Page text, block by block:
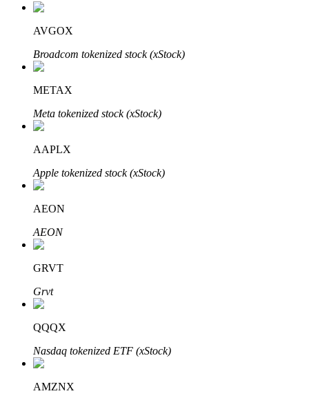
Investimento Automático
Obtenha lucro a longo prazo e interesses flexíveis
Aprenda a apostar
Aprenda como ganhar renda passiva
Bitrue
Parceiros Bitrue
AVGOX
Broadcom tokenized stock (xStock)
METAX
Meta tokenized stock (xStock)
AAPLX
Apple tokenized stock (xStock)
AEON
AEON
GRVT
Grvt
QQQX
Nasdaq tokenized ETF (xStock)
AMZNX